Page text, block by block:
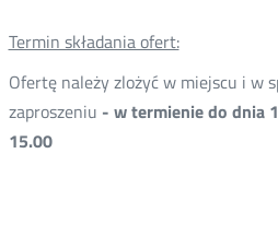
Termin składania ofert:
Ofertę należy zlożyć w miejscu i w
zaproszeniu - w termienie do dnia
15.00